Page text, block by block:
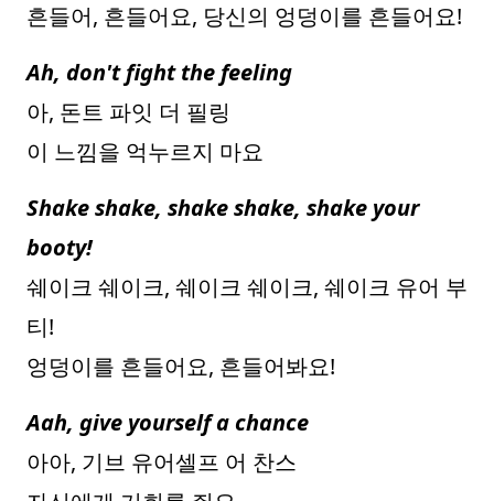
흔들어, 흔들어요, 당신의 엉덩이를 흔들어요!
Ah, don't fight the feeling
아, 돈트 파잇 더 필링
이 느낌을 억누르지 마요
Shake shake, shake shake, shake your
booty!
쉐이크 쉐이크, 쉐이크 쉐이크, 쉐이크 유어 부
티!
엉덩이를 흔들어요, 흔들어봐요!
Aah, give yourself a chance
아아, 기브 유어셀프 어 찬스